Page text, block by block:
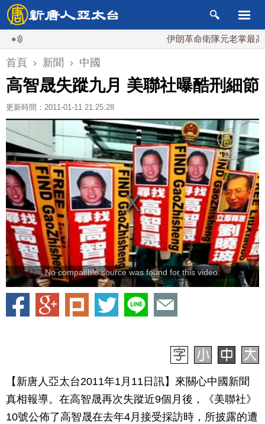
伊朗革命衛隊元老掌最高國安
首頁 › 新聞 › 中國
高智晟失蹤九月 美聯社曝酷刑細節
更新時間：2011-01-11 21:25:28
No compatible source was found for this video.
【新唐人亞太台2011年1月11日訊】來關心中國新聞
真相報導。在高智晟再次失蹤近9個月後，《美聯社》
10號公佈了高智晟在去年4月接受採訪時，所披露的遭